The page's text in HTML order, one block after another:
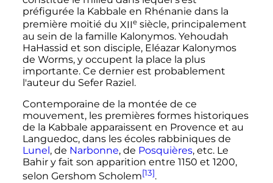
préfigurée la Kabbale en Rhénanie dans la
première moitié du XIIe siècle, principalement
au sein de la famille Kalonymos. Yehoudah
HaHassid et son disciple, Eléazar Kalonymos
de Worms, y occupent la place la plus
importante. Ce dernier est probablement
l'auteur du Sefer Raziel.
Contemporaine de la montée de ce
mouvement, les premières formes historiques
de la Kabbale apparaissent en Provence et au
Languedoc, dans les écoles rabbiniques de
Lunel, de Narbonne, de Posquières, etc. Le
Bahir y fait son apparition entre 1150 et 1200,
selon Gershom Scholem[13].